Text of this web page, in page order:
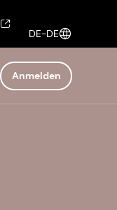
DE-DE
Anmelden